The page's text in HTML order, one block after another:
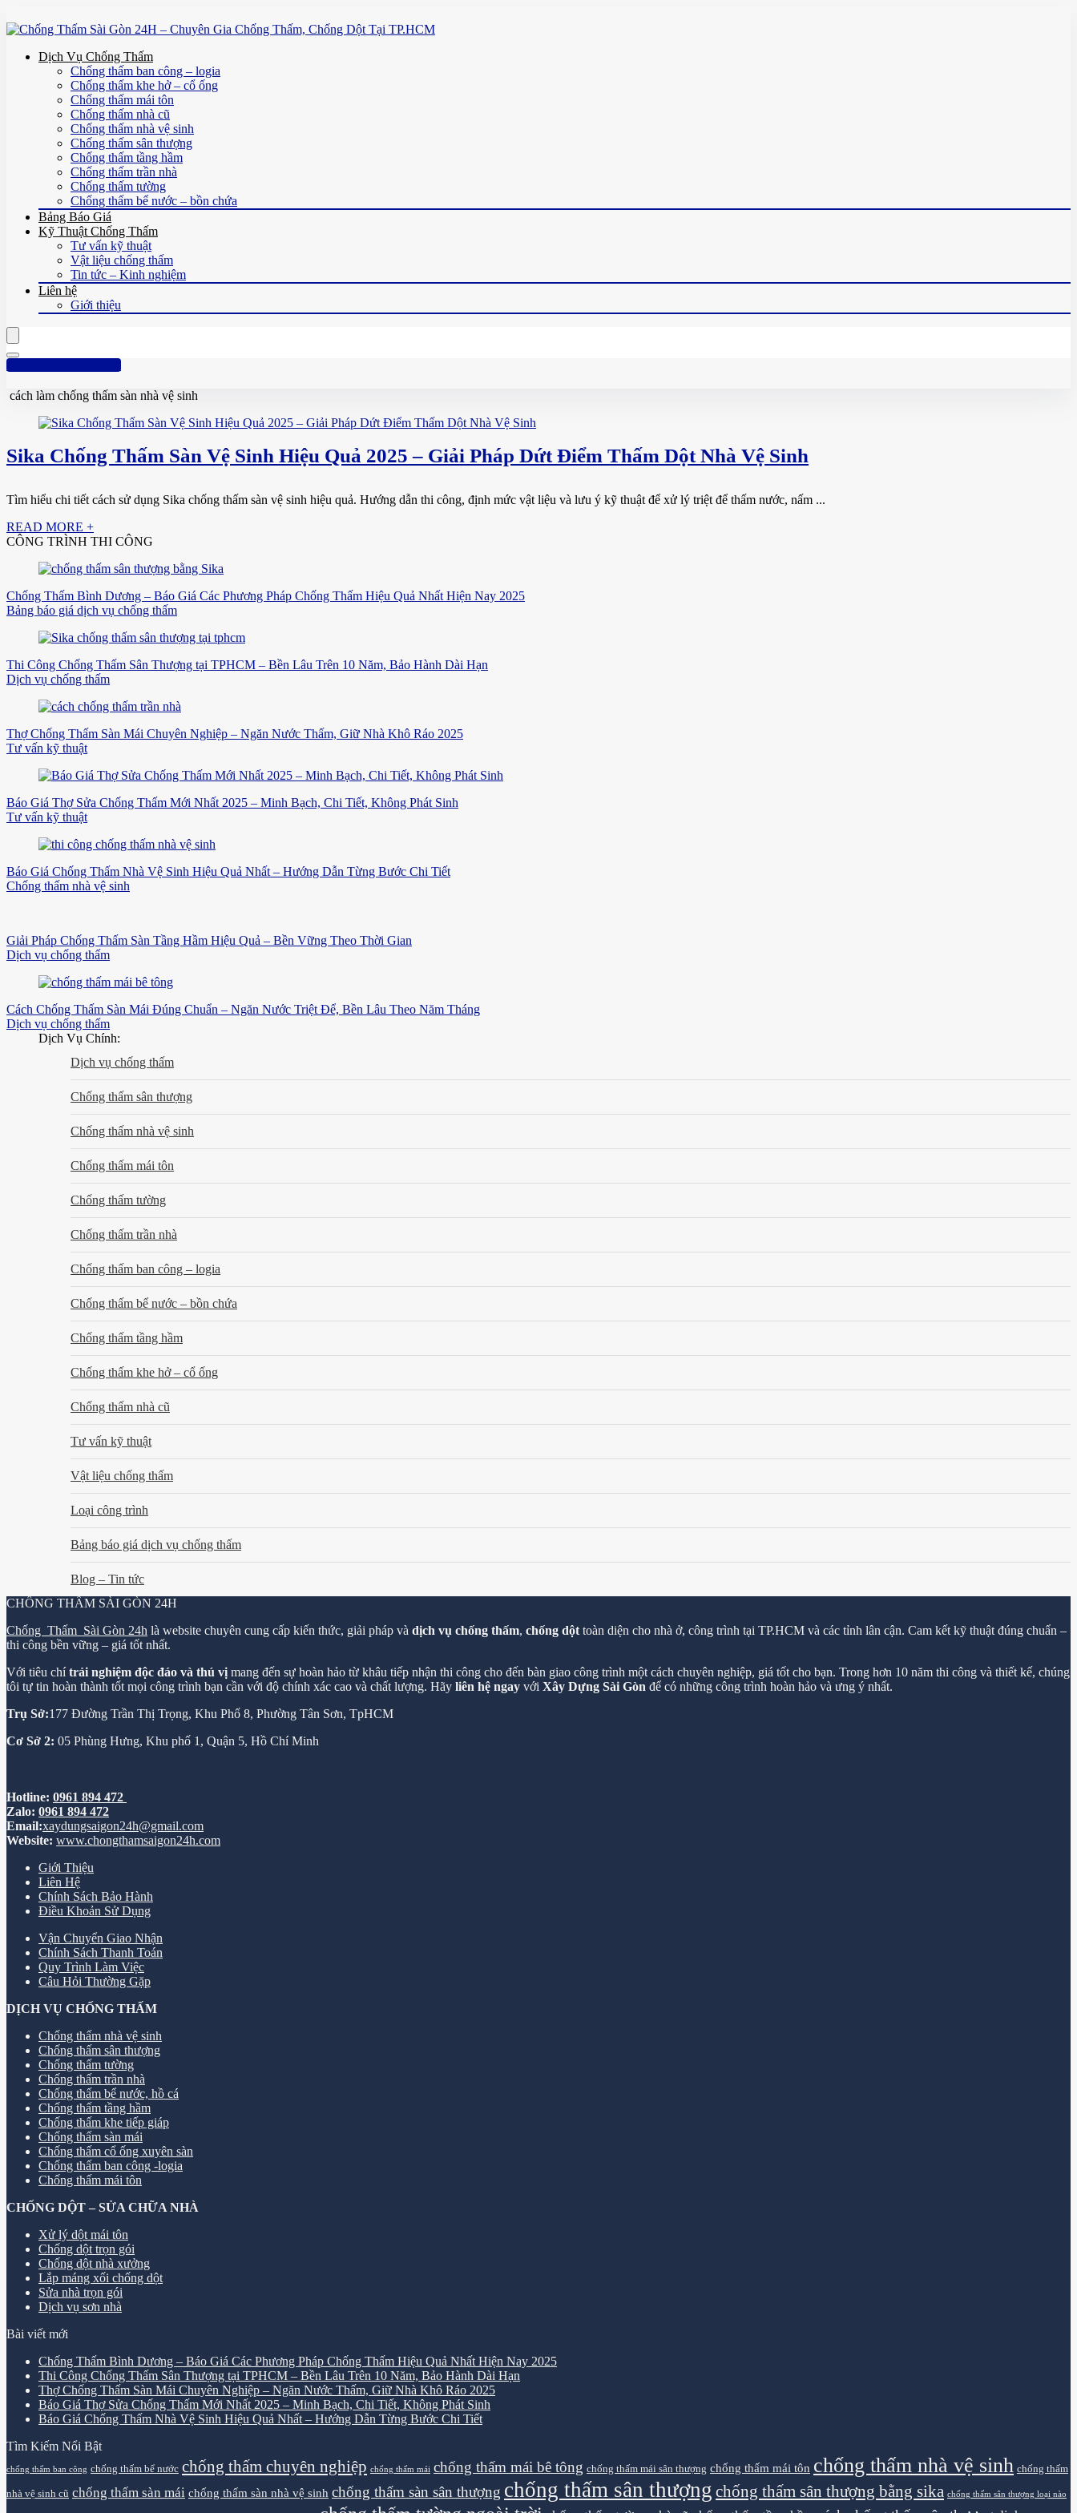
Dịch Vụ Chống Thấm
Chống thấm ban công – logia
Chống thấm khe hở – cổ ống
Chống thấm mái tôn
Chống thấm nhà cũ
Chống thấm nhà vệ sinh
Chống thấm sân thượng
Chống thấm tầng hầm
Chống thấm trần nhà
Chống thấm tường
Chống thấm bể nước – bồn chứa
Bảng Báo Giá
Kỹ Thuật Chống Thấm
Tư vấn kỹ thuật
Vật liệu chống thấm
Tin tức – Kinh nghiệm
Liên hệ
Giới thiệu
Hotline: 0961 894 472
cách làm chống thấm sàn nhà vệ sinh
Sika Chống Thấm Sàn Vệ Sinh Hiệu Quả 2025 – Giải Pháp Dứt Điểm Thấm Dột Nhà Vệ Sinh
Tìm hiểu chi tiết cách sử dụng Sika chống thấm sàn vệ sinh hiệu quả. Hướng dẫn thi công, định mức vật liệu và lưu ý kỹ thuật để xử lý triệt để thấm nước, nấm ...
READ MORE +
CÔNG TRÌNH THI CÔNG
Chống Thấm Bình Dương – Báo Giá Các Phương Pháp Chống Thấm Hiệu Quả Nhất Hiện Nay 2025
Bảng báo giá dịch vụ chống thấm
Thi Công Chống Thấm Sân Thượng tại TPHCM – Bền Lâu Trên 10 Năm, Bảo Hành Dài Hạn
Dịch vụ chống thấm
Thợ Chống Thấm Sàn Mái Chuyên Nghiệp – Ngăn Nước Thấm, Giữ Nhà Khô Ráo 2025
Tư vấn kỹ thuật
Báo Giá Thợ Sửa Chống Thấm Mới Nhất 2025 – Minh Bạch, Chi Tiết, Không Phát Sinh
Tư vấn kỹ thuật
Báo Giá Chống Thấm Nhà Vệ Sinh Hiệu Quả Nhất – Hướng Dẫn Từng Bước Chi Tiết
Chống thấm nhà vệ sinh
Giải Pháp Chống Thấm Sàn Tầng Hầm Hiệu Quả – Bền Vững Theo Thời Gian
Dịch vụ chống thấm
Cách Chống Thấm Sàn Mái Đúng Chuẩn – Ngăn Nước Triệt Để, Bền Lâu Theo Năm Tháng
Dịch vụ chống thấm
Dịch Vụ Chính:
Dịch vụ chống thấm
Chống thấm sân thượng
Chống thấm nhà vệ sinh
Chống thấm mái tôn
Chống thấm tường
Chống thấm trần nhà
Chống thấm ban công – logia
Chống thấm bể nước – bồn chứa
Chống thấm tầng hầm
Chống thấm khe hở – cổ ống
Chống thấm nhà cũ
Tư vấn kỹ thuật
Vật liệu chống thấm
Loại công trình
Bảng báo giá dịch vụ chống thấm
Blog – Tin tức
CHỐNG THẤM SÀI GÒN 24H
Chống Thấm Sài Gòn 24h là website chuyên cung cấp kiến thức, giải pháp và dịch vụ chống thấm, chống dột toàn diện cho nhà ở, công trình tại TP.HCM và các tỉnh lân cận. Cam kết kỹ thuật đúng chuẩn –
thi công bền vững – giá tốt nhất.
Với tiêu chítrải nghiệm độc đáo và thú vị mang đến sự hoàn hảo từ khâu tiếp nhận thi công cho đến bàn giao công trình một cách chuyên nghiệp, giá tốt cho bạn. Trong hơn 10 năm thi công và thiết kế, chúng
tôi tự tin hoàn thành tốt mọi công trình bạn cần với độ chính xác cao và chất lượng. Hãy liên hệ ngay với Xây Dựng Sài Gòn để có những công trình hoàn hảo và ưng ý nhất.
Trụ Sở:177 Đường Trần Thị Trọng, Khu Phố 8, Phường Tân Sơn, TpHCM
Cơ Sở 2: 05 Phùng Hưng, Khu phố 1, Quận 5, Hồ Chí Minh
Hotline: 0961 894 472
Zalo: 0961 894 472
Email:xaydungsaigon24h@gmail.com
Website: www.chongthamsaigon24h.com
Giới Thiệu
Liên Hệ
Chính Sách Bảo Hành
Điều Khoản Sử Dụng
Vận Chuyển Giao Nhận
Chính Sách Thanh Toán
Quy Trình Làm Việc
Câu Hỏi Thường Gặp
DỊCH VỤ CHỐNG THẤM
Chống thấm nhà vệ sinh
Chống thấm sân thượng
Chống thấm tường
Chống thấm trần nhà
Chống thấm bể nước, hồ cá
Chống thấm tầng hầm
Chống thấm khe tiếp giáp
Chống thấm sàn mái
Chống thấm cổ ống xuyên sàn
Chống thấm ban công -logia
Chống thấm mái tôn
CHỐNG DỘT – SỬA CHỮA NHÀ
Xử lý dột mái tôn
Chống dột trọn gói
Chống dột nhà xưởng
Lắp máng xối chống dột
Sửa nhà trọn gói
Dịch vụ sơn nhà
Bài viết mới
Chống Thấm Bình Dương – Báo Giá Các Phương Pháp Chống Thấm Hiệu Quả Nhất Hiện Nay 2025
Thi Công Chống Thấm Sân Thượng tại TPHCM – Bền Lâu Trên 10 Năm, Bảo Hành Dài Hạn
Thợ Chống Thấm Sàn Mái Chuyên Nghiệp – Ngăn Nước Thấm, Giữ Nhà Khô Ráo 2025
Báo Giá Thợ Sửa Chống Thấm Mới Nhất 2025 – Minh Bạch, Chi Tiết, Không Phát Sinh
Báo Giá Chống Thấm Nhà Vệ Sinh Hiệu Quả Nhất – Hướng Dẫn Từng Bước Chi Tiết
Tìm Kiếm Nổi Bật
chống thấm ban công chống thấm bể nước chống thấm chuyên nghiệp chống thấm mái chống thấm mái bê tông chống thấm mái sân thượng chống thấm mái tôn chống thấm nhà vệ sinh chống thấm
nhà vệ sinh cũ chống thấm sàn mái chống thấm sàn nhà vệ sinh chống thấm sàn sân thượng chống thấm sân thượng chống thấm sân thượng bằng sika chống thấm sân thượng loại nào